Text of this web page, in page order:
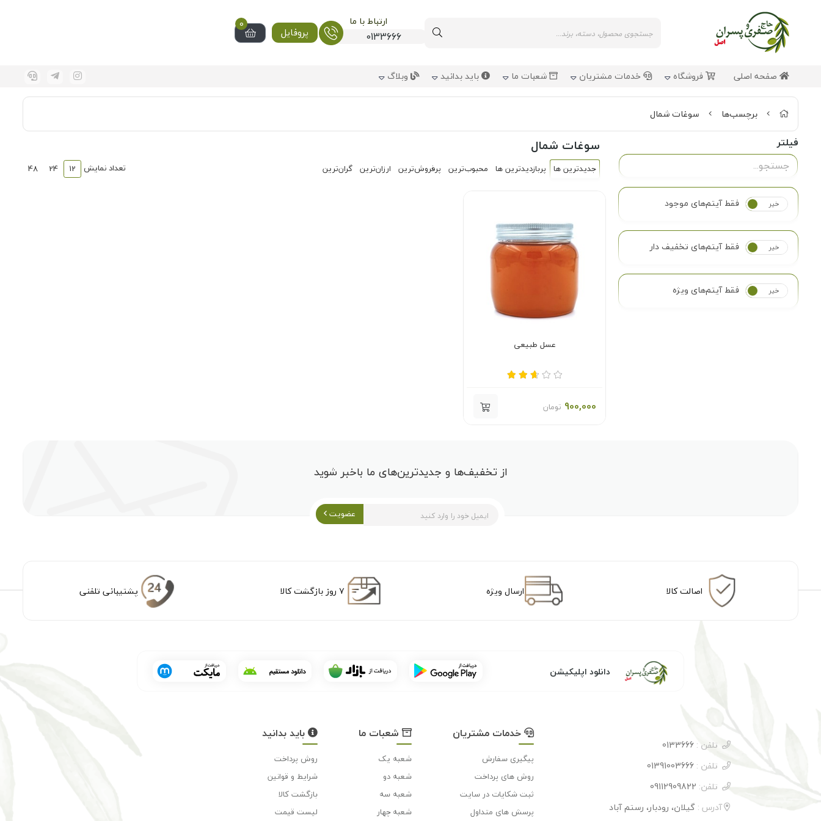
ارتباط با ما
0133666 پروفایل
0
صفحه اصلی فروشگاه خدمات مشتریان شعبات ما باید بدانید وبلاگ
برچسب‌ها سوغات شمال
فیلتر
بله خیر فقط آیتم‌های موجود
بله خیر فقط آیتم‌های تخفیف دار
بله خیر فقط آیتم‌های ویژه
سوغات شمال
جدیدترین ها پربازدیدترین ها محبوب‌‌ترین پرفروش‌ترین ارزان‌ترین گران‌ترین تعداد نمایش 12
24
48
عسل طبیعی
900,000 تومان
از تخفیف‌ها و جدیدترین‌های ما باخبر شوید
عضویت
اصالت کالا ارسال ویژه ۷ روز بازگشت کالا پشتیبانی تلفنی
دانلود اپلیکیشن
تلفن : 0133666
تلفن : 01391003666
تلفن: 09112909822
آدرس :گیلان، رودبار، رستم آباد
خدمات مشتریان
پیگیری سفارش
روش های پرداخت
ثبت شکایات در سایت
پرسش های متداول
شعبات ما
شعبه یک
شعبه دو
شعبه سه
شعبه چهار
باید بدانید
روش پرداخت
شرایط و قوانین
بازگشت کالا
لیست قیمت